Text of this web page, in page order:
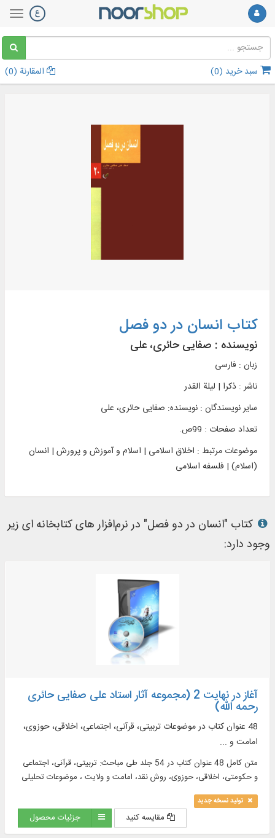
سبد خرید (0
) المقارنة (0
)
کتاب انسان در دو فصل
نویسنده : صفایی حائری، علی
زبان : فارسی
ناشر : ذکرا | ليلة القدر
سایر نویسندگان : نویسنده: صفایی حائری، علی
تعداد صفحات : 99ص.
موضوعات مرتبط : اخلاق اسلامی | اسلام و آموزش و پرورش | انسان
(اسلام) | فلسفه اسلامی
کتاب "انسان در دو فصل" در نرم‌افزار های کتابخانه ای زیر
وجود دارد:
آغاز در نهایت 2 (مجموعه آثار استاد علی صفایی حائری
رحمه الله)
48 عنوان کتاب در موضوعات تربیتی، قرآنی، اجتماعی، اخلاقی، حوزوی،
امامت و ...
متن كامل 48 عنوان كتاب در 54 جلد طی مباحث: تربیتی، قرآنی، اجتماعی
و حکومتی، اخلاقی، حوزوی، روش نقد، امامت و ولایت ، موضوعات تحلیلی
و اسلامی، احادیث و ادعیه، تاریخ معاصر ایران ...
تولید نسخه جدید
مقایسه کنید جزئیات محصول